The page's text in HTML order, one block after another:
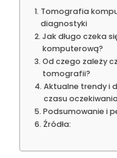
Tomografia
diagnostyki
Jak długo czeka
komputerową?
Od czego zależy
tomografii?
Aktualne trendy i
czasu
Podsumowanie i
Źródła: